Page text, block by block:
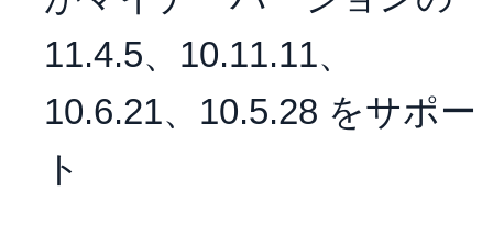
11.4.5、10.11.11、
10.6.21、10.5.28 をサポー
ト